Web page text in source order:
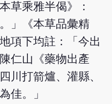
草乘雅半偈》：
」《本草品彙精
項下均註：「今出
仁山《藥物出產
川打箭爐、灌縣、
佳。」